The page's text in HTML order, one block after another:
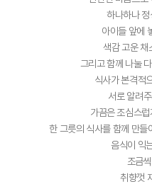
하나하나
아이들 앞에
색감 고운 채
그리고 함께 나눌
식사가 본격적
서로 알려
가끔은 조심스
한 그릇의 식사를 함께 만들
음식이 익
조금
취향껏